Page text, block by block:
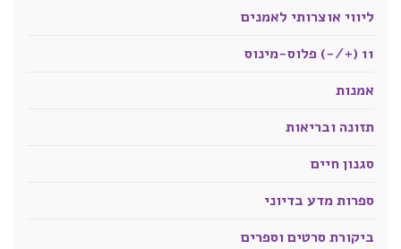
ליווי אוצרותי לאמנים
11 (+/-) פלוס-מינוס
אמנות
תזונה ובריאות
סגנון חיים
ספרות מדע בדיוני
ביקורת סרטים וספרים